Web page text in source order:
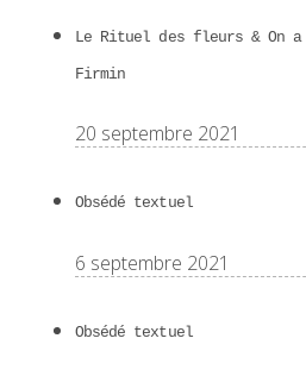
Le Rituel des fleurs & On
Firmin
20 septembre 2021
Obsédé textuel
6 septembre 2021
Obsédé textuel